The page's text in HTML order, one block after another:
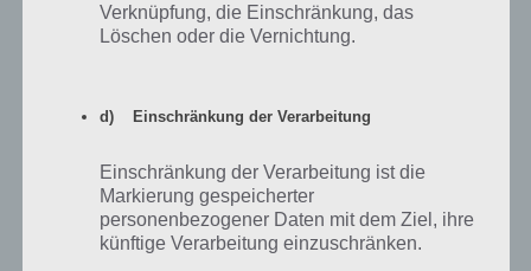
Dank Corinna haben wir nun auch den Grund, warum dies nicht
Verknüpfung, die Einschränkung, das
Löschen oder die Vernichtung.
d) Einschränkung der Verarbeitung
Einschränkung der Verarbeitung ist die
Markierung gespeicherter
personenbezogener Daten mit dem Ziel, ihre
künftige Verarbeitung einzuschränken.